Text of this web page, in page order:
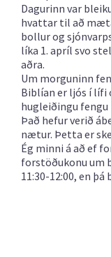
Dagurinn var
hvattar til að
bollur og
líka 1. apríl svo
aðra.
Um morguninn
Biblían er ljós í lífi
hugleiðingu
Það hefur verið
nætur. Þetta er
Ég minni á að ef
forstöðukonu um
11:30-12:00, en